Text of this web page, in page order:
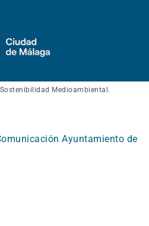
Medioambiental.
Ayuntamiento de